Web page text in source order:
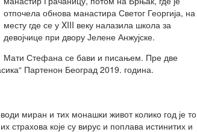
отпочела обнова манастира Светог Георгија, на
месту где се у XIII веку налазила школа за
девојчице при двору Јелене Анжујске.
Мати Стефана се бави и писањем. Пре две
Партенон Београд 2019. година.
миран и тих монашки живот колико год је то
страхова које су вирус и поплава истинитих и